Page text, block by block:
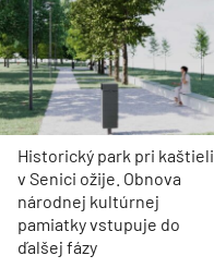
Historický park pri kaštieli
v Senici ožije. Obnova
národnej kultúrnej
pamiatky vstupuje do
ďalšej fázy